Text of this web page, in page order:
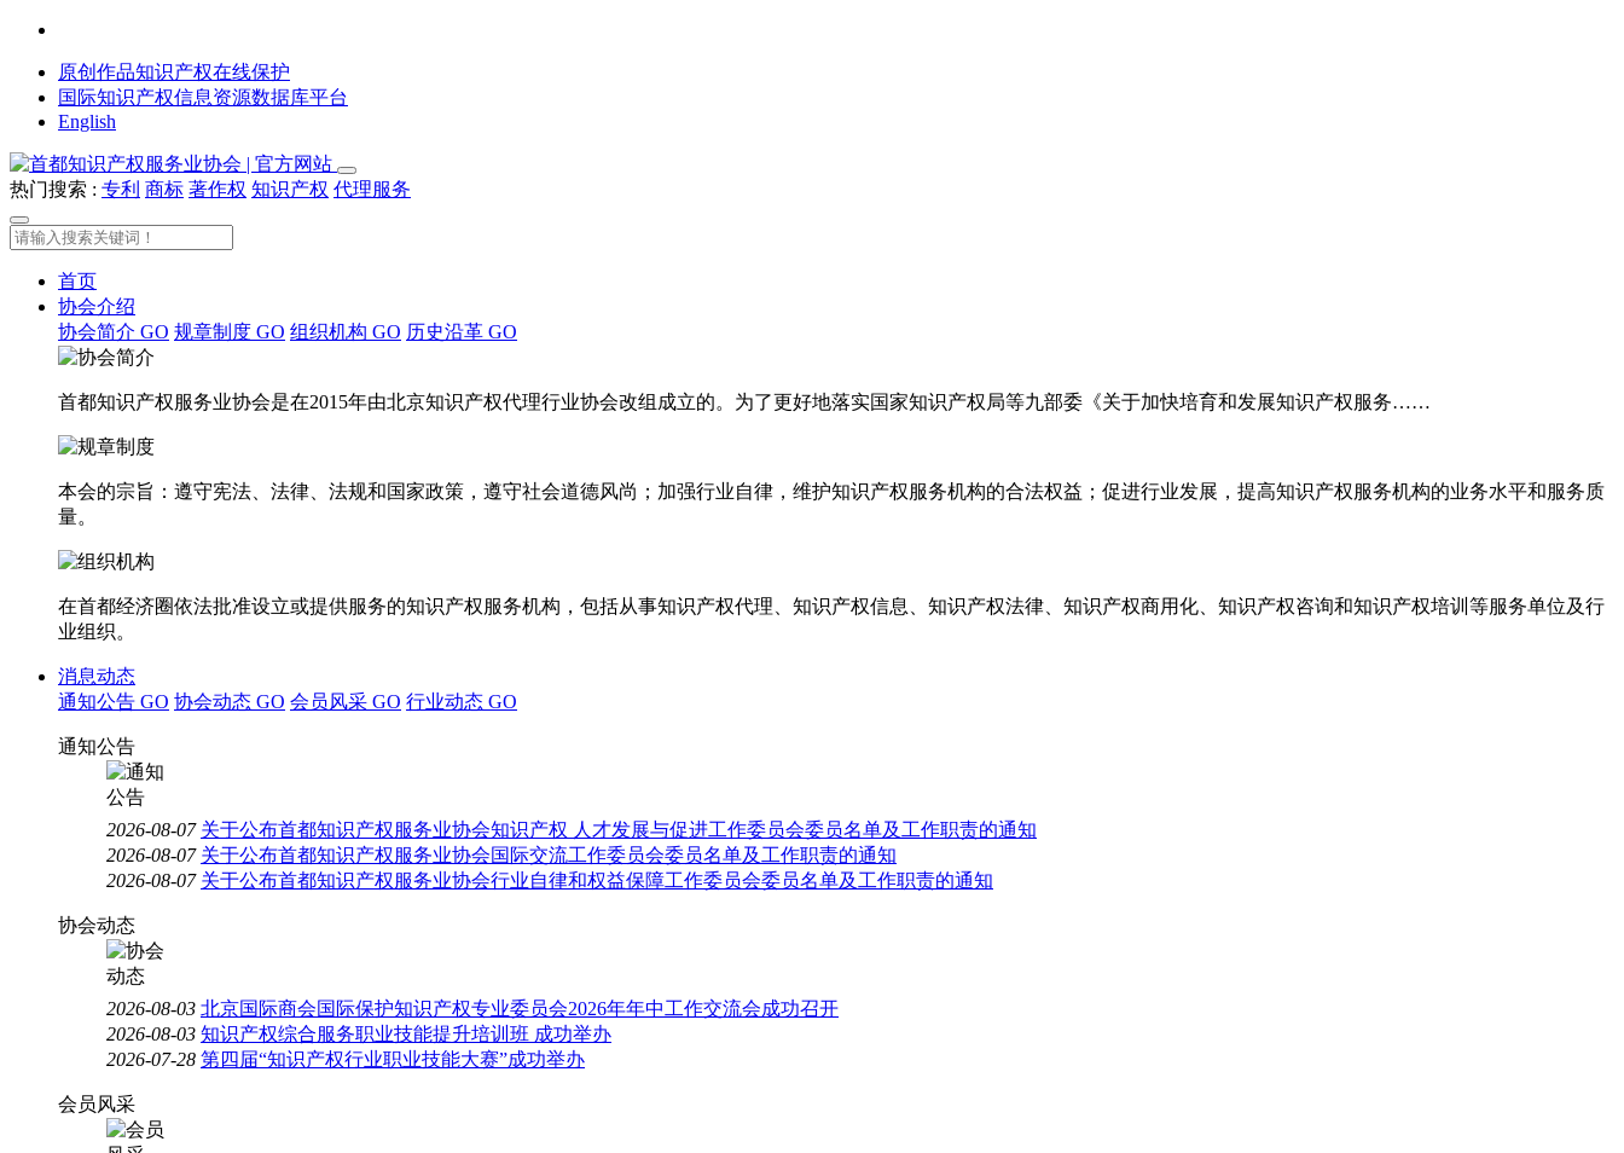
原创作品知识产权在线保护
国际知识产权信息资源数据库平台
English
热门搜索 : 专利 商标 著作权 知识产权 代理服务
首页
协会介绍
协会简介 GO 规章制度 GO 组织机构 GO 历史沿革 GO
首都知识产权服务业协会是在2015年由北京知识产权代理行业协会改组成立的。为了更好地落实国家知识产权局等九部委《关于加快培育和发展知识产权服务……
本会的宗旨：遵守宪法、法律、法规和国家政策，遵守社会道德风尚；加强行业自律，维护知识产权服务机构的合法权益；促进行业发展，提高知识产权服务机构的业务水平和服务质
量。
在首都经济圈依法批准设立或提供服务的知识产权服务机构，包括从事知识产权代理、知识产权信息、知识产权法律、知识产权商用化、知识产权咨询和知识产权培训等服务单位及行
业组织。
消息动态
通知公告 GO 协会动态 GO 会员风采 GO 行业动态 GO
通知公告
2026-08-07 关于公布首都知识产权服务业协会知识产权 人才发展与促进工作委员会委员名单及工作职责的通知
2026-08-07 关于公布首都知识产权服务业协会国际交流工作委员会委员名单及工作职责的通知
2026-08-07 关于公布首都知识产权服务业协会行业自律和权益保障工作委员会委员名单及工作职责的通知
协会动态
2026-08-03 北京国际商会国际保护知识产权专业委员会2026年年中工作交流会成功召开
2026-08-03 知识产权综合服务职业技能提升培训班 成功举办
2026-07-28 第四届“知识产权行业职业技能大赛”成功举办
会员风采